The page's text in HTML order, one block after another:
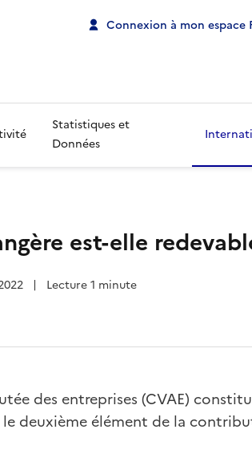
Connexion à mon espace
Statistiques et
Données
est-elle
| Lecture 1 minute
des entreprises (CVAE)
le deuxième élément de la